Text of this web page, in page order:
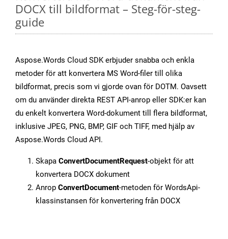
DOCX till bildformat – Steg-för-steg-
guide
Aspose.Words Cloud SDK erbjuder snabba och enkla
metoder för att konvertera MS Word-filer till olika
bildformat, precis som vi gjorde ovan för DOTM. Oavsett
om du använder direkta REST API-anrop eller SDK:er kan
du enkelt konvertera Word-dokument till flera bildformat,
inklusive JPEG, PNG, BMP, GIF och TIFF, med hjälp av
Aspose.Words Cloud API.
Skapa ConvertDocumentRequest-objekt för att
konvertera DOCX dokument
Anrop ConvertDocument-metoden för WordsApi-
klassinstansen för konvertering från DOCX